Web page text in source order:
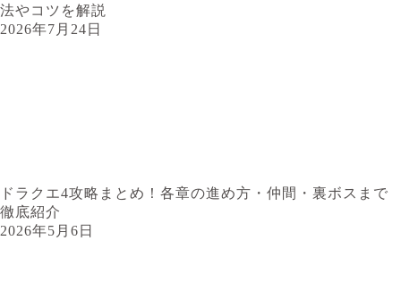
法やコツを解説
2026年7月24日
ドラクエ4攻略まとめ！各章の進め方・仲間・裏ボスまで
徹底紹介
2026年5月6日